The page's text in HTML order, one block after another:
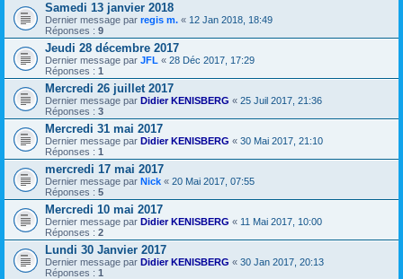
Samedi 13 janvier 2018
Dernier message par regis m. « 12 Jan 2018, 18:49
Réponses : 9
Jeudi 28 décembre 2017
Dernier message par JFL « 28 Déc 2017, 17:29
Réponses : 1
Mercredi 26 juillet 2017
Dernier message par Didier KENISBERG « 25 Juil 2017, 21:36
Réponses : 3
Mercredi 31 mai 2017
Dernier message par Didier KENISBERG « 30 Mai 2017, 21:10
Réponses : 1
mercredi 17 mai 2017
Dernier message par Nick « 20 Mai 2017, 07:55
Réponses : 5
Mercredi 10 mai 2017
Dernier message par Didier KENISBERG « 11 Mai 2017, 10:00
Réponses : 2
Lundi 30 Janvier 2017
Dernier message par Didier KENISBERG « 30 Jan 2017, 20:13
Réponses : 1